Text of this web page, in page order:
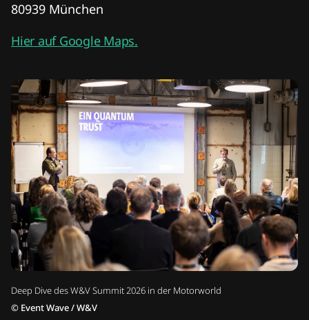
Deep Dive des W&V Summit 2026 in der Motorworld
© Event Wave / W&V
80939 München
Hier auf Google Maps.